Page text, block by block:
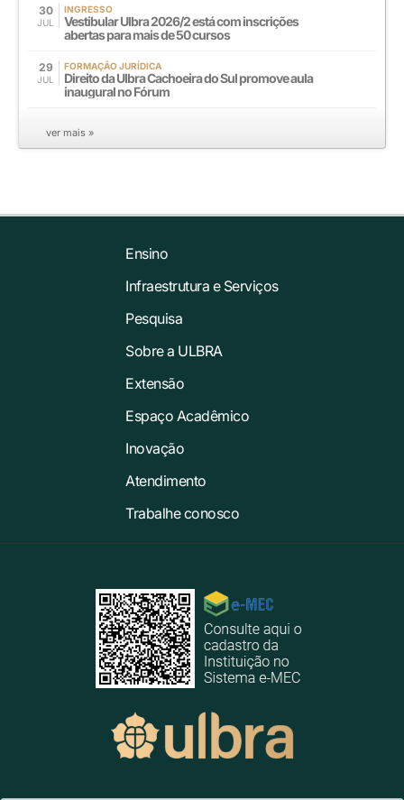
30
JUL
INGRESSO
Vestibular Ulbra 2026/2 está com inscrições
abertas para mais de 50 cursos
29
JUL
FORMAÇÃO JURÍDICA
Direito da Ulbra Cachoeira do Sul promove aula
inaugural no Fórum
ver mais »
Ensino
Infraestrutura e Serviços
Pesquisa
Sobre a ULBRA
Extensão
Espaço Acadêmico
Inovação
Atendimento
Trabalhe conosco